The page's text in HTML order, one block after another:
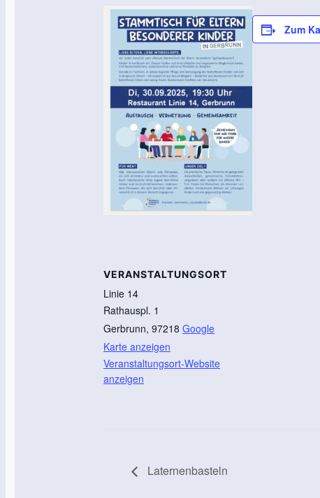
Zum
VERANSTALTUNGSORT
Linie 14
Rathauspl. 1
Gerbrunn, 97218 Google
Karte anzeigen
Veranstaltungsort-Website
anzeigen
Laternenbasteln